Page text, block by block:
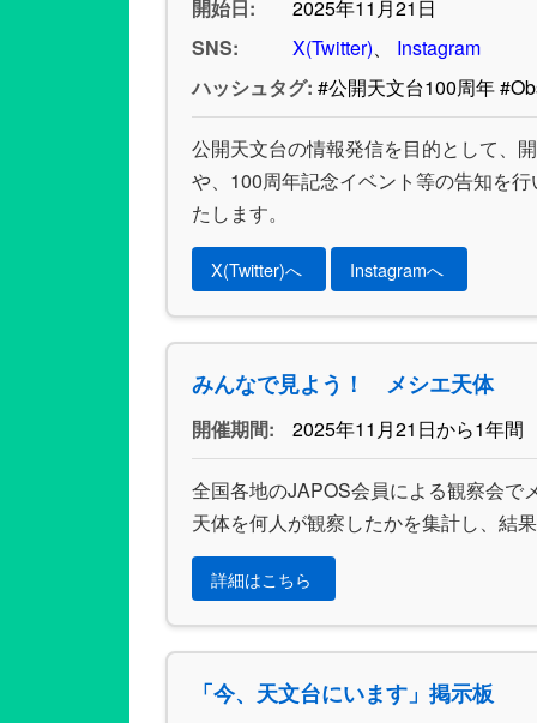
開始日:
2025年11月21日
SNS:
X(Twitter)、 Instagram
ハッシュタグ: #公開天文台100周年
公開天文台の情報発信を目的として、
や、100周年記念イベント等の告知を
たします。
X(Twitter)へ Instagramへ
みんなで見よう！ メシエ天体
開催期間: 2025年11月21日から1年間
全国各地のJAPOS会員による観察会で
天体を何人が観察したかを集計し、結
詳細はこちら
「今、天文台にいます」掲示板